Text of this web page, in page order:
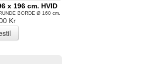
x 196 cm. HVID
BORDE Ø 160 cm.
Kr